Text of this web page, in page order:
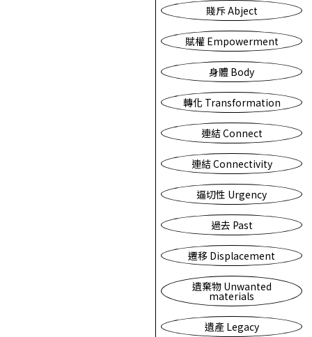
賤斥 Abject
賦權 Empowerment
身體 Body
轉化 Transformation
連結 Connect
連結 Connectivity
逼切性 Urgency
過去 Past
遷移 Displacement
遺棄物 Unwanted
materials
遺產 Legacy